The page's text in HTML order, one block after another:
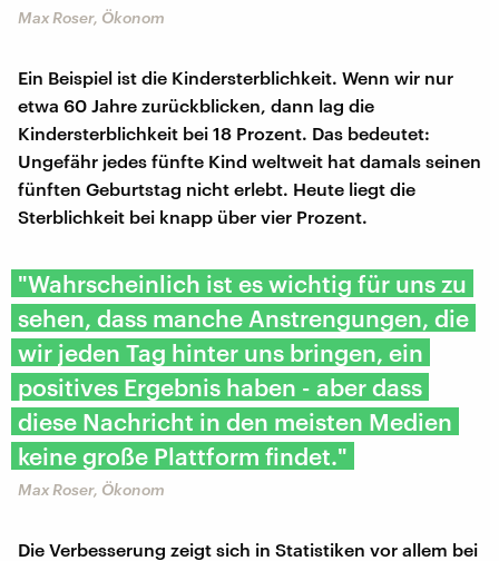
Max Roser, Ökonom
Ein Beispiel ist die Kindersterblichkeit. Wenn wir nur
etwa 60 Jahre zurückblicken, dann lag die
Kindersterblichkeit bei 18 Prozent. Das bedeutet:
Ungefähr jedes fünfte Kind weltweit hat damals seinen
fünften Geburtstag nicht erlebt. Heute liegt die
Sterblichkeit bei knapp über vier Prozent.
"Wahrscheinlich ist es wichtig für uns zu
sehen, dass manche Anstrengungen, die
wir jeden Tag hinter uns bringen, ein
positives Ergebnis haben - aber dass
diese Nachricht in den meisten Medien
keine große Plattform findet."
Max Roser, Ökonom
Die Verbesserung zeigt sich in Statistiken vor allem bei